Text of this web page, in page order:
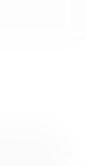
and a global
through 19
in Israel, France,